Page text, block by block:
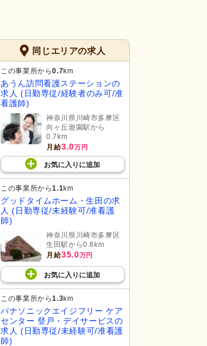
同じエリアの求人
この事業所から0.7km
あうん訪問看護ステーションの
求人 (日勤専従/経験者のみ可/准
看護師)
神奈川県川崎市多摩区
向ヶ丘遊園駅から
0.7km
月給3.0万円
お気に入り に追加
この事業所から1.1km
グッドタイムホーム・生田の求
人 (日勤専従/未経験可/准看護
師)
神奈川県川崎市多摩区
生田駅から0.8km
月給35.0万円
お気に入り に追加
この事業所から1.3km
パナソニックエイジフリー ケア
センター 登戸・デイサービスの
求人 (日勤専従/未経験可/准看護
師)